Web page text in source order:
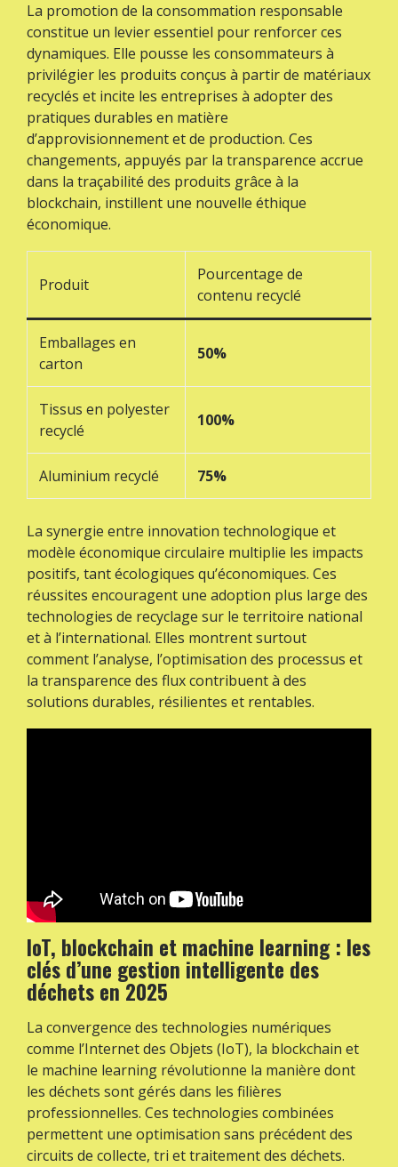
La promotion de la consommation responsable
constitue un levier essentiel pour renforcer ces
dynamiques. Elle pousse les consommateurs à
privilégier les produits conçus à partir de matériaux
recyclés et incite les entreprises à adopter des
pratiques durables en matière
d’approvisionnement et de production. Ces
changements, appuyés par la transparence accrue
dans la traçabilité des produits grâce à la
blockchain, instillent une nouvelle éthique
économique.
Produit
Pourcentage de
contenu recyclé
Emballages en
carton
50%
Tissus en polyester
recyclé
100%
Aluminium recyclé 75%
La synergie entre innovation technologique et
modèle économique circulaire multiplie les impacts
positifs, tant écologiques qu’économiques. Ces
réussites encouragent une adoption plus large des
technologies de recyclage sur le territoire national
et à l’international. Elles montrent surtout
comment l’analyse, l’optimisation des processus et
la transparence des flux contribuent à des
solutions durables, résilientes et rentables.
IoT, blockchain et machine learning : les
clés d’une gestion intelligente des
déchets en 2025
La convergence des technologies numériques
comme l’Internet des Objets (IoT), la blockchain et
le machine learning révolutionne la manière dont
les déchets sont gérés dans les filières
professionnelles. Ces technologies combinées
permettent une optimisation sans précédent des
circuits de collecte, tri et traitement des déchets.